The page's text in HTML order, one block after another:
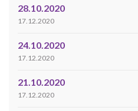
28.10.2020
17.12.2020
24.10.2020
17.12.2020
21.10.2020
17.12.2020